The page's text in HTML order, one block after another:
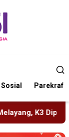
Sosial Parekraf
KA BIAS